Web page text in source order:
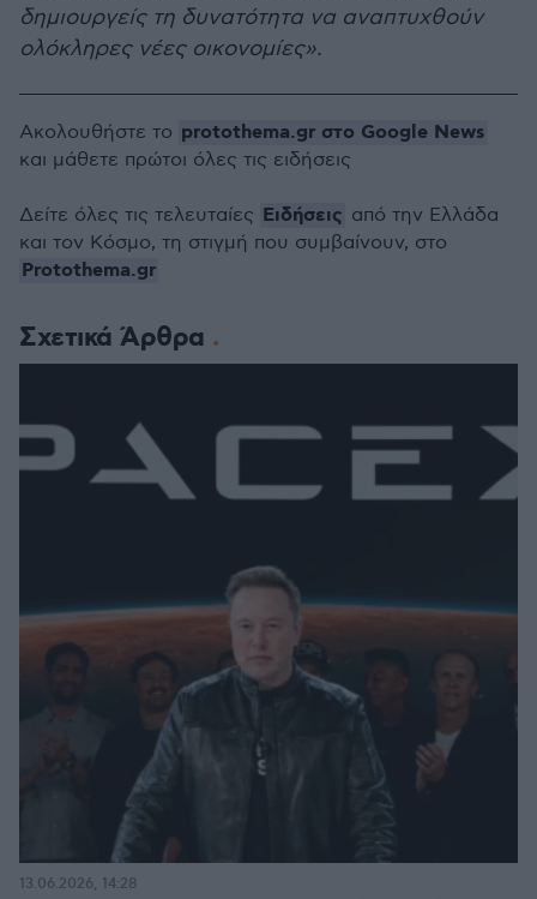
δημιουργείς τη δυνατότητα να αναπτυχθούν
ολόκληρες νέες οικονομίες».
Σχετικά Άρθρα
13.06.2026, 14:28
Ακολουθήστε το protothema.gr στο Google News
και μάθετε πρώτοι όλες τις ειδήσεις
Δείτε όλες τις τελευταίες Ειδήσεις από την Ελλάδα
και τον Κόσμο, τη στιγμή που συμβαίνουν, στο
Protothema.gr